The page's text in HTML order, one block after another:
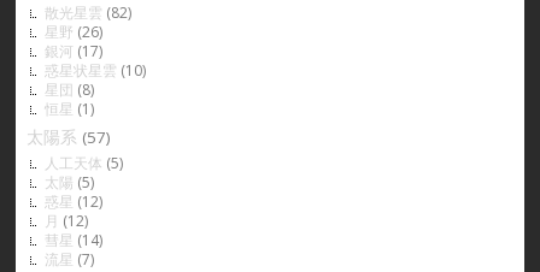
散光星雲 (82)
星野 (26)
銀河 (17)
惑星状星雲 (10)
星団 (8)
恒星 (1)
太陽系 (57)
人工天体 (5)
太陽 (5)
惑星 (12)
月 (12)
彗星 (14)
流星 (7)